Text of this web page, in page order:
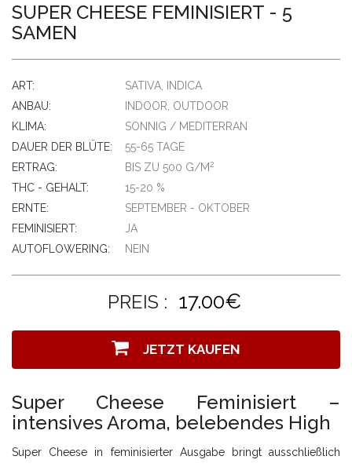
SUPER CHEESE FEMINISIERT - 5
SAMEN
ART:
SATIVA, INDICA
ANBAU:
INDOOR, OUTDOOR
KLIMA:
SONNIG / MEDITERRAN
DAUER DER BLÜTE:
55-65 TAGE
ERTRAG:
BIS ZU 500 G/M2
THC - GEHALT:
15-20 %
ERNTE:
SEPTEMBER - OKTOBER
FEMINISIERT:
JA
AUTOFLOWERING:
NEIN
PREIS : 17.00€
JETZT KAUFEN
Super Cheese Feminisiert –
intensives Aroma, belebendes High
Super Cheese in feminisierter Ausgabe bringt ausschließlich